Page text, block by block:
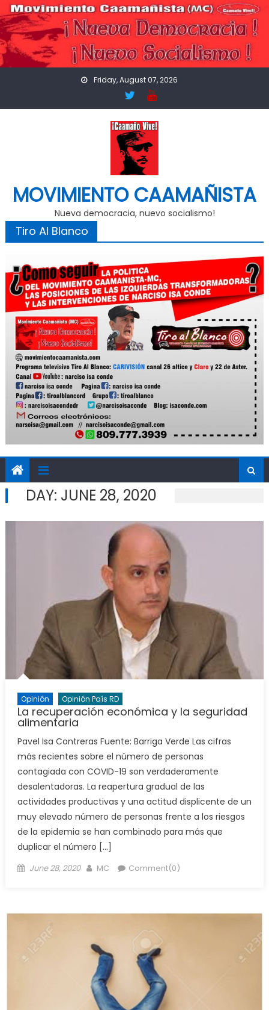
Skip
to
content
Friday, August 07, 2026
MOVIMIENTO CAAMAÑISTA
Nueva democracia, nuevo socialismo!
Tiro Al Blanco
DAY: JUNE 28, 2020
Opinión Opinión País RD
La recuperación económica y la seguridad
alimentaria
Pavel Isa Contreras Fuente: Barriga Verde Las cifras
más recientes sobre el número de personas
contagiada con COVID-19 son verdaderamente
desalentadoras. La reapertura gradual de las
actividades productivas y una actitud displicente de un
muy elevado número de personas frente a los riesgos
de la epidemia se han combinado para más que
duplicar el número […]
Posted
June 28, 2020 Author
MC Comment(0)